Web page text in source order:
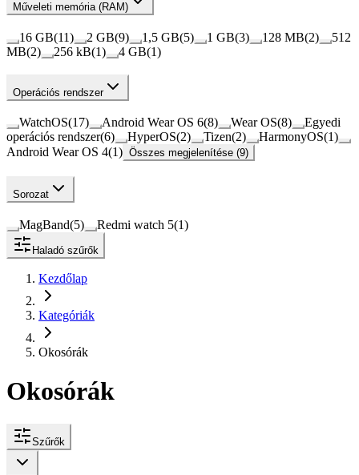
Műveleti memória (RAM)
16 GB(11) 2 GB(9) 1,5 GB(5) 1 GB(3) 128 MB(2)
512
MB(2) 256 kB(1) 4 GB(1)
Operációs rendszer
WatchOS(17) Android Wear OS 6(8) Wear OS(8)
Egyedi
operációs rendszer(6) HyperOS(2) Tizen(2) HarmonyOS(1)
Android Wear OS 4(1) Összes megjelenítése (9)
Sorozat
MagBand(5) Redmi watch 5(1)
Haladó szűrők
Kezdőlap
Kategóriák
Okosórák
Okosórák
Szűrők